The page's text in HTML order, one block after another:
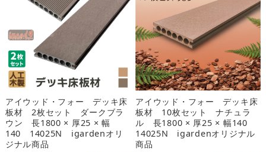
アイウッド・フォー デッキ床
板材 2枚セット ダークブラ
ウン 長1800 × 厚25 × 幅
140 14025N igardenオリ
ジナル商品
アイウッド・フォー デッキ床
板材 10枚セット ナチュラ
ル 長1800 × 厚25 × 幅140
14025N igardenオリジナル
商品